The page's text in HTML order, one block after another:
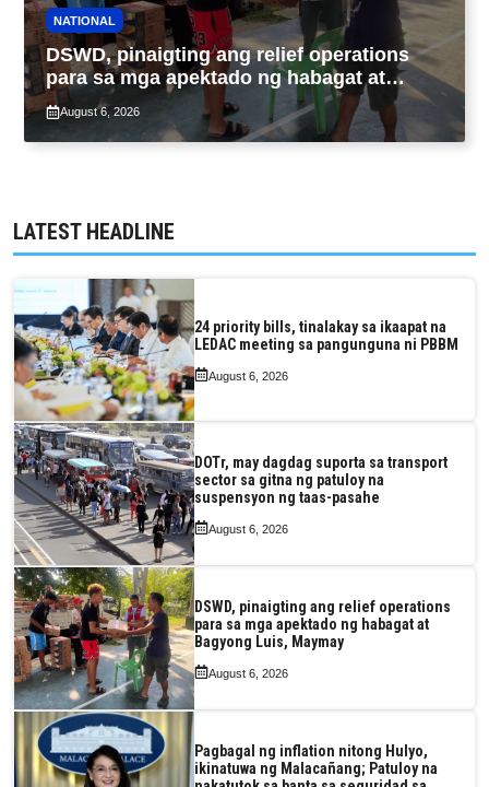
NATIONAL
DSWD, pinaigting ang relief operations
para sa mga apektado ng habagat at
Bagyong Luis, Maymay
August 6, 2026
LATEST HEADLINE
24 priority bills, tinalakay sa ikaapat na
LEDAC meeting sa pangunguna ni PBBM
August 6, 2026
DOTr, may dagdag suporta sa transport
sector sa gitna ng patuloy na
suspensyon ng taas-pasahe
August 6, 2026
DSWD, pinaigting ang relief operations
para sa mga apektado ng habagat at
Bagyong Luis, Maymay
August 6, 2026
Pagbagal ng inflation nitong Hulyo,
ikinatuwa ng Malacañang; Patuloy na